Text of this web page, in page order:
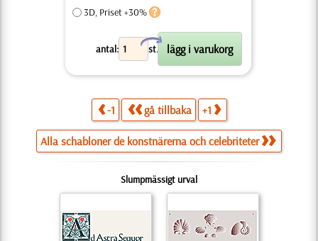
3D, Priset +30%
antal: st.
X
-1 gå tillbaka +1
Alla schabloner de konstnärerna och celebriteter
Slumpmässigt urval